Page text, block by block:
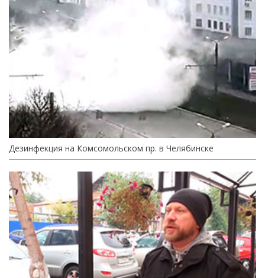
Дезинфекция на Комсомольском пр. в Челябинске